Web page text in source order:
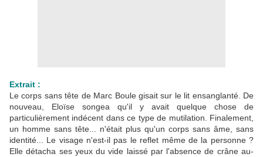
Extrait :
Le corps sans tête de Marc Boule gisait sur le lit ensanglanté. De
nouveau, Eloïse songea qu'il y avait quelque chose de
particulièrement indécent dans ce type de mutilation. Finalement,
un homme sans tête... n'était plus qu'un corps sans âme, sans
identité... Le visage n'est-il pas le reflet même de la personne ?
Elle détacha ses yeux du vide laissé par l'absence de crâne au-